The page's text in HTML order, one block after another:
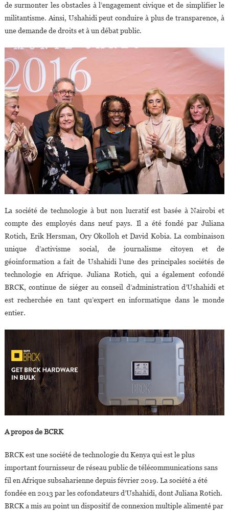
de surmonter les obstacles à l’engagement civique et de simplifier le
militantisme. Ainsi, Ushahidi peut conduire à plus de transparence, à
une demande de droits et à un débat public.
La société de technologie à but non lucratif est basée à Nairobi et
compte des employés dans neuf pays. Il a été fondé par Juliana
Rotich, Erik Hersman, Ory Okolloh et David Kobia. La combinaison
unique d’activisme social, de journalisme citoyen et de
géoinformation a fait de Ushahidi l’une des principales sociétés de
technologie en Afrique. Juliana Rotich, qui a également cofondé
BRCK, continue de siéger au conseil d’administration d’Ushahidi et
est recherchée en tant qu’expert en informatique dans le monde
entier.
A propos de BCRK
BRCK est une société de technologie du Kenya qui est le plus
important fournisseur de réseau public de télécommunications sans
fil en Afrique subsaharienne depuis février 2019. La société a été
fondée en 2013 par les cofondateurs d’Ushahidi, dont Juliana Rotich.
BRCK a mis au point un dispositif de connexion multiple alimenté par